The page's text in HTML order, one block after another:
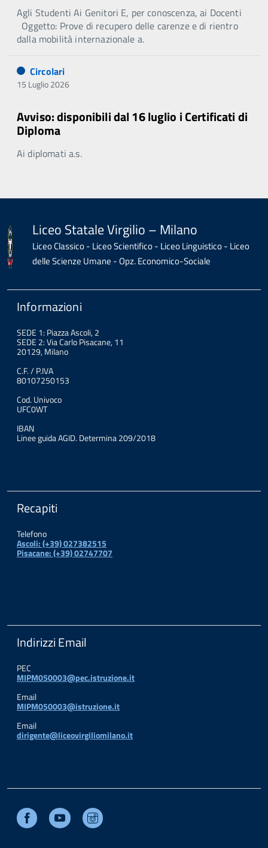
Agli Studenti Ai Genitori E, per conoscenza, ai Docenti
Oggetto: Prove di recupero delle carenze e di rientro
dalla mobilità internazionale a.
Circolari
15 Luglio 2026
Avviso: disponibili dal 16 luglio i Certificati di
Diploma
Ai diplomati a.s.
Liceo Statale Virgilio – Milano
Liceo Classico - Liceo Scientifico - Liceo Linguistico - Liceo
delle Scienze Umane - Opz. Economico-Sociale
Informazioni
SEDE 1: Piazza Ascoli, 2
SEDE 2: Via Carlo Pisacane, 11
20129, Milano
C.F. / P.IVA
80107250153
Cod. Univoco
UFC0WT
IBAN
Linee guida AGID. Determina 209/2018
Recapiti
Telefono
Ascoli: (+39) 027382515
Pisacane: (+39) 02747707
Indirizzi Email
PEC
MIPM050003@pec.istruzione.it
Email
MIPM050003@istruzione.it
Email
dirigente@liceovirgiliomilano.it
Facebook Youtube